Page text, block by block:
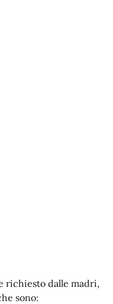
richiesto dalle madri,
sono: